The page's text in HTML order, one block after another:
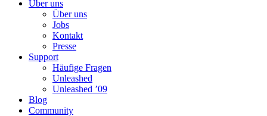
Über uns
Über uns
Jobs
Kontakt
Presse
Support
Häufige Fragen
Unleashed
Unleashed ’09
Blog
Community